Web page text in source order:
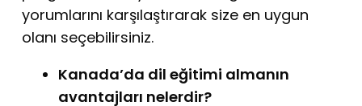
yorumlarını karşılaştırarak size en uygun
olanı seçebilirsiniz.
Kanada’da dil eğitimi almanın
avantajları nelerdir?